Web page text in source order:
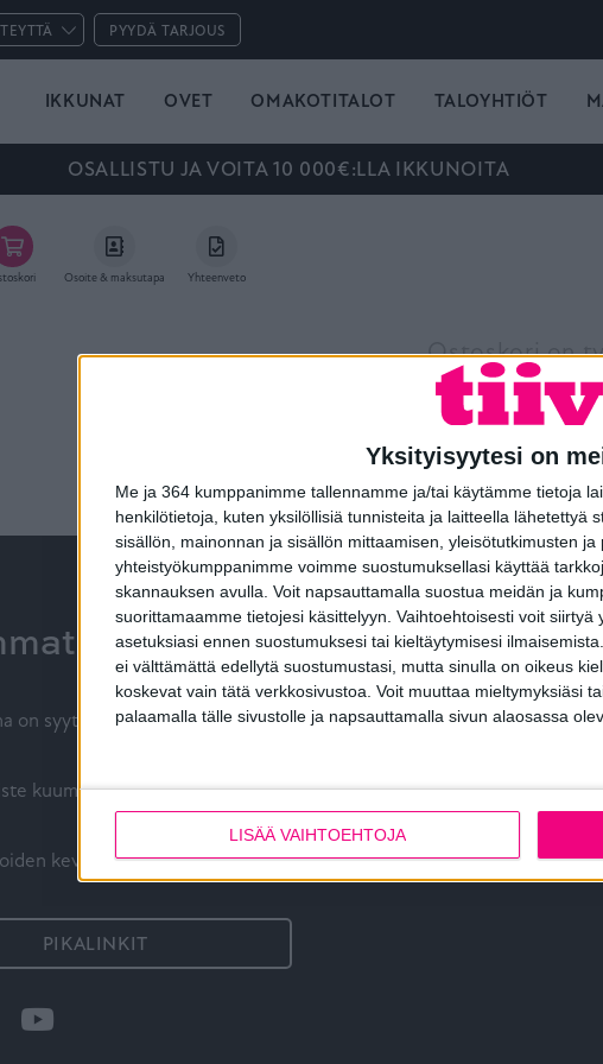
Yksityisyytesi on
Me ja 364 kumppanimme tallennamme ja/tai käytämme tietoja
henkilötietoja, kuten yksilöllisiä tunnisteita ja laitteella lähetettyä
sisällön, mainonnan ja sisällön mittaamisen, yleisötutkimusten
yhteistyökumppanimme voimme suostumuksellasi käyttää
skannauksen avulla. Voit napsauttamalla suostua meidän ja
suorittamaamme tietojesi käsittelyyn. Vaihtoehtoisesti voit
asetuksiasi ennen suostumuksesi tai kieltäytymisesi ilmaisemista.
ei välttämättä edellytä suostumustasi, mutta sinulla on oikeus
koskevat vain tätä verkkosivustoa. Voit muuttaa mieltymyksiäsi
palaamalla tälle sivustolle ja napsauttamalla sivun alaosassa
LISÄÄ VAIHTOEHTOJA
PYYDÄ TARJOUS
IKKUNAT OVET OMAKOTITALOT TALOYHTIÖT
OSALLISTU JA VOITA 10 000€:LLA IKKUNOITA
Osoite & maksutapa Yhteenveto
Ostoskori on
TAKAISIN
on syytä valita ajatuksella
kuumentaa kodin, mikä avuksi?
keväthuoltoon
PIKALINKIT
Tiivi
Tulevia
Tiivin messut 2026